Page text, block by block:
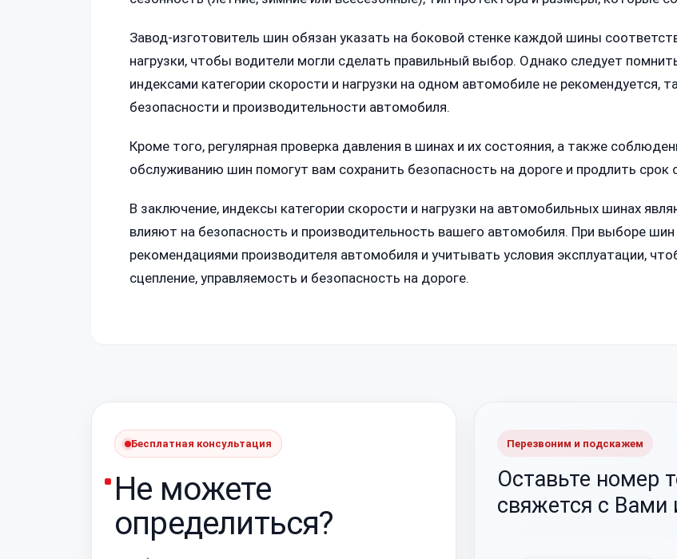
Завод-изготовитель шин обязан указать на боковой стенке каждой шины
нагрузки, чтобы водители могли сделать правильный выбор. Однако следует
индексами категории скорости и нагрузки на одном автомобиле не рекомендуется,
безопасности и производительности автомобиля.
Кроме того, регулярная проверка давления в шинах и их состояния, а также
обслуживанию шин помогут вам сохранить безопасность на дороге и продлить
В заключение, индексы категории скорости и нагрузки на автомобильных шинах
влияют на безопасность и производительность вашего автомобиля. При выборе
рекомендациями производителя автомобиля и учитывать условия эксплуатации,
сцепление, управляемость и безопасность на дороге.
Бесплатная консультация
Не можете
определиться?
Перезвоним и подскажем
Оставьте номер
свяжется с